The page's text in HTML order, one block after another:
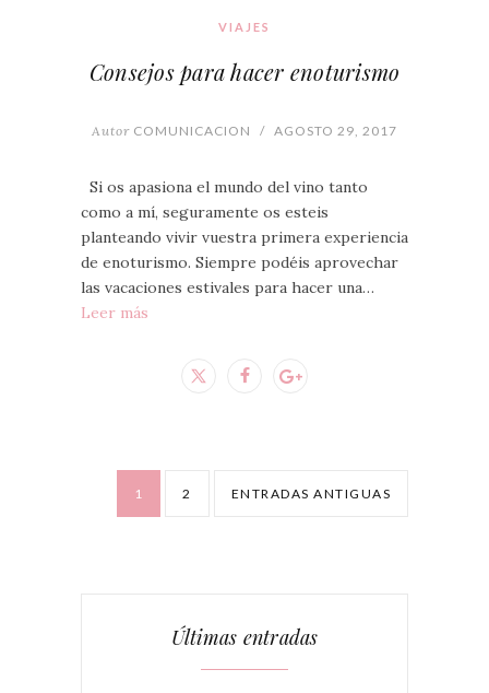
VIAJES
Consejos para hacer enoturismo
Autor COMUNICACION / AGOSTO 29, 2017
Si os apasiona el mundo del vino tanto
como a mí, seguramente os esteis
planteando vivir vuestra primera experiencia
de enoturismo. Siempre podéis aprovechar
las vacaciones estivales para hacer una…
Leer más
1 2 ENTRADAS ANTIGUAS
Últimas entradas